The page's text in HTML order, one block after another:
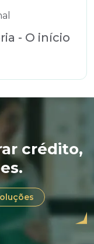
- O início
crédito,